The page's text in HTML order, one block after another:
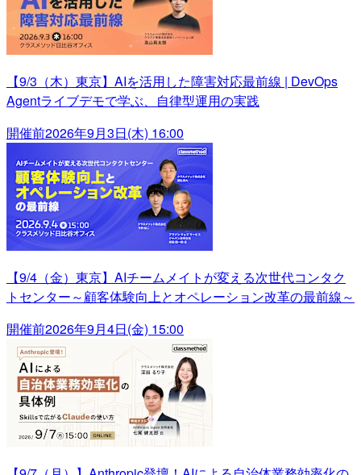
【9/3（木）東京】AIを活用した障害対応最前線 | DevOps
Agentライブデモで学ぶ、自律型運用の実践
開催前2026年9月3日(木) 16:00
【9/4（金）東京】AIチームメイトが変える次世代コンタク
トセンター～顧客体験向上とオペレーション改革の最前線～
開催前2026年9月4日(金) 15:00